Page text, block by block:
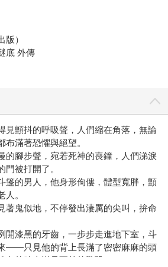
）
底 外傳
見顫抖的呼吸聲，人們縮在角落，無論
布滿著恐懼與絕望。
的腳步聲，宛若死神的喪鐘，人們涕淚
被打開了。
篷的男人，他身形佝僂，體型寬胖，顫
。
著鬼似地，不停發出淒厲的尖叫，拚命
開漆黑的牙齒，一步步走進地下室，斗
——只見他的背上長滿了密密麻麻的頭
白的臉上滿是死前的驚恐。